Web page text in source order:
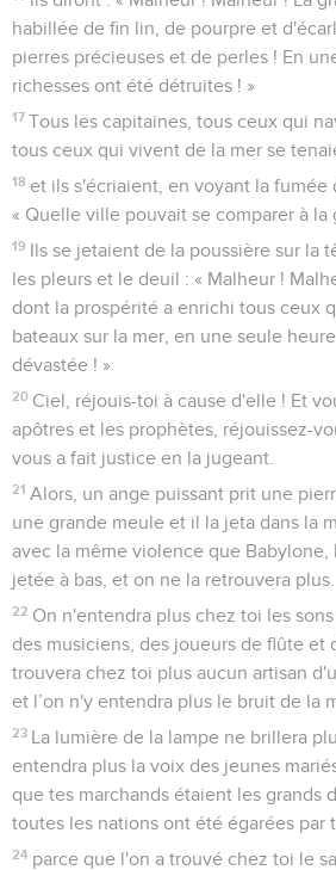
habillée de fin lin, de pourpre et
pierres précieuses et de perles ! En
richesses ont été détruites ! »
17 Tous les capitaines, tous ceux qui
tous ceux qui vivent de la mer se
18 et ils s'écriaient, en voyant la fumée
« Quelle ville pouvait se comparer à la
19 Ils se jetaient de la poussière sur la
les pleurs et le deuil : « Malheur !
dont la prospérité a enrichi tous ceux
bateaux sur la mer, en une seule
dévastée ! »
20 Ciel, réjouis-toi à cause d'elle ! Et
apôtres et les prophètes, réjouissez-
vous a fait justice en la jugeant.
21 Alors, un ange puissant prit une
une grande meule et il la jeta dans la
avec la même violence que Babylone,
jetée à bas, et on ne la retrouvera plus.
22 On n'entendra plus chez toi les
des musiciens, des joueurs de flûte et
trouvera chez toi plus aucun artisan
et l’on n'y entendra plus le bruit de la
23 La lumière de la lampe ne brillera
entendra plus la voix des jeunes
que tes marchands étaient les grands
toutes les nations ont été égarées par
24 parce que l'on a trouvé chez toi le